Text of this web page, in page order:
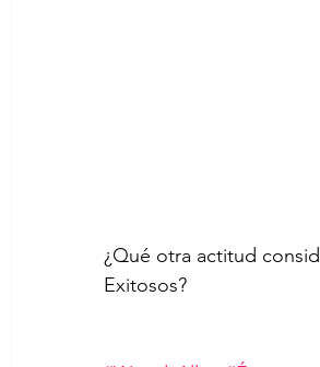
¿Qué otra actitud
Exitosos?